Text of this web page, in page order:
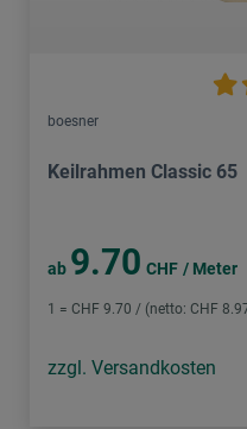
boesner
Keilrahmen Classic 65
ab 9.70 CHF / Meter
1 = CHF 9.70 / (netto: CHF
zzgl. Versandkosten